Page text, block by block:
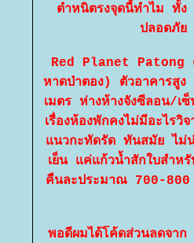
ตำหนิตรงจุดนี้ทำไม ทั้ง
ปลอดภั
Red Planet Patong
หาดป่าตอง) ตัวอาคารสู
เมตร ห่างห้างจังซีลอน/เ
เรื่องห้องพักคงไม่มีอะไร
นวกะทัดรัด ทันสมัย ไม่น่
เย็น แค่แก้วน้ำสักใบสำห
คืนละประมาณ 700-800
พอดีผมได้โค้ดส่วนลดจา